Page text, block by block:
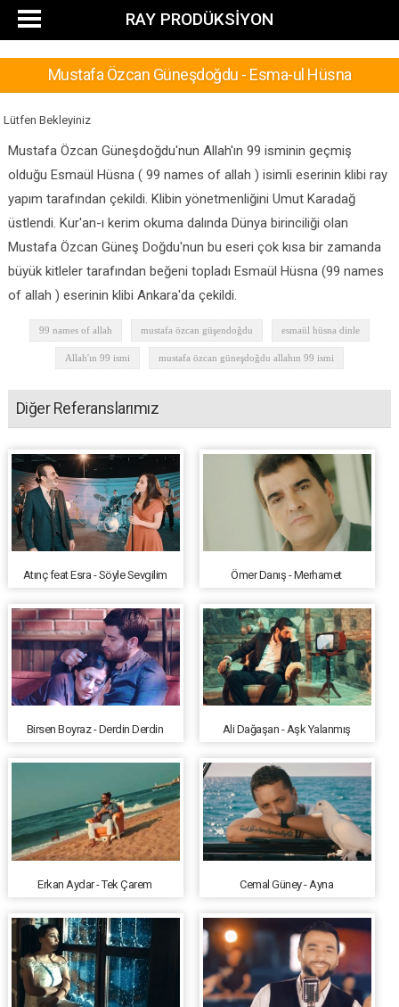
RAY PRODÜKSİYON
Mustafa Özcan Güneşdoğdu - Esma-ul Hüsna
Lütfen Bekleyiniz
Mustafa Özcan Güneşdoğdu'nun Allah'ın 99 isminin geçmiş
olduğu Esmaül Hüsna ( 99 names of allah ) isimli eserinin klibi ray
yapım tarafından çekildi. Klibin yönetmenliğini Umut Karadağ
üstlendi. Kur'an-ı kerim okuma dalında Dünya birinciliği olan
Mustafa Özcan Güneş Doğdu'nun bu eseri çok kısa bir zamanda
büyük kitleler tarafından beğeni topladı Esmaül Hüsna (99 names
of allah ) eserinin klibi Ankara'da çekildi.
99 names of allah mustafa özcan güşendoğdu esmaül hüsna dinle
Allah'ın 99 ismi mustafa özcan güneşdoğdu allahın 99 ismi
Diğer Referanslarımız
Atınç feat Esra - Söyle Sevgilim Ömer Danış - Merhamet
Birsen Boyraz - Derdin Derdin Ali Dağaşan - Aşk Yalanmış
Erkan Aydar - Tek Çarem Cemal Güney - Ayna